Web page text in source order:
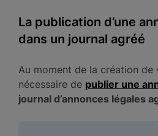
La publication d’une
dans un journal agréé
Au moment de la création de
nécessaire de publier une
journal d’annonces légales